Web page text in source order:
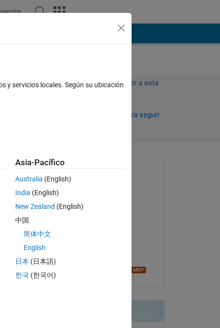
Iniciar sesión para responder a esta
Iniciar sesión para seguir
Turbulence Analysis
el 21 de Dic. de 2023
el 21 de Dic. de 2023
Aceptada:
y servicios locales. Según su ubicación
Asia-Pacífico
Australia (English)
India (English)
New Zealand (English)
中国
简体中文
English
日本 (日本語)
한국 (한국어)